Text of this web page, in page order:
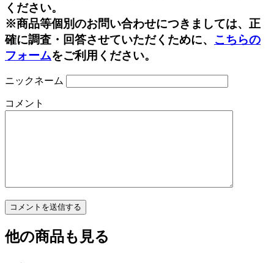
ください。
※商品等個別のお問い合わせにつきましては、正
確に調査・回答させていただくために、 こちらの
フォームをご利用ください。
ニックネーム
コメント
他の商品も見る